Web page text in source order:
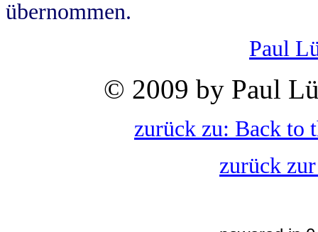
übernommen.
Paul
© 2009 by Paul
zurück zu: Back to
zurück